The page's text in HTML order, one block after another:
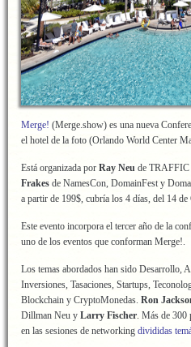
Merge! (Merge.show) es una nueva
el hotel de la foto (Orlando World Center
Está organizada por Ray Neu de TRAFFIC
Frakes de NamesCon, DomainFest y
a partir de 199$, cubría los 4 días, del 14 de
Este evento incorpora el tercer año de la
uno de los eventos que conforman Merge!.
Los temas abordados han sido Desarrollo,
Inversiones, Tasaciones, Startups,
Blockchain y CryptoMonedas. Ron
Dillman Neu y Larry Fischer. Más de 300
en las sesiones de networking divididas